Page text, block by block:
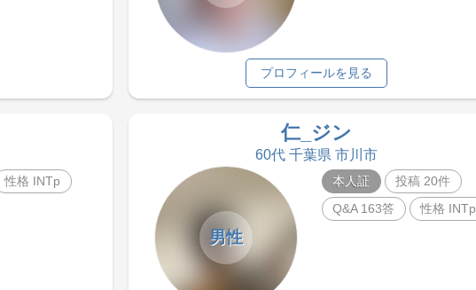
プロフィールを見る
性格 INTp
仁_ジン
60代 千葉県 市川市
男性
本人証
投稿 20件
Q&A 163答
性格 INTp